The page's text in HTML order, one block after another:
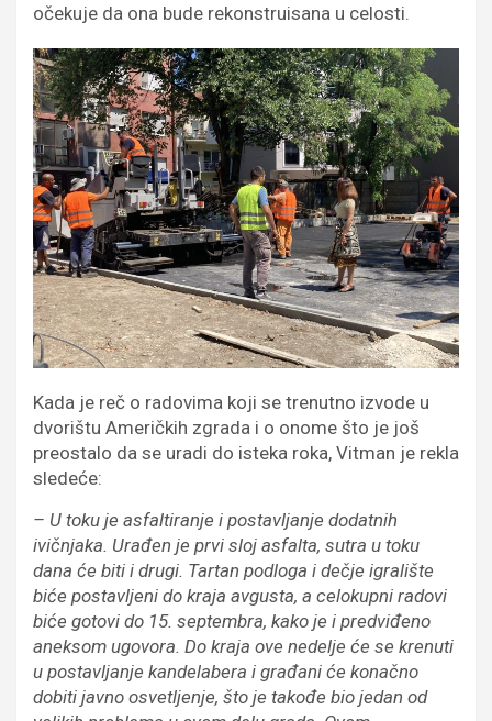
očekuje da ona bude rekonstruisana u celosti.
Kada je reč o radovima koji se trenutno izvode u
dvorištu Američkih zgrada i o onome što je još
preostalo da se uradi do isteka roka, Vitman je rekla
sledeće:
– U toku je asfaltiranje i postavljanje dodatnih
ivičnjaka. Urađen je prvi sloj asfalta, sutra u toku
dana će biti i drugi. Tartan podloga i dečje igralište
biće postavljeni do kraja avgusta, a celokupni radovi
biće gotovi do 15. septembra, kako je i predviđeno
aneksom ugovora. Do kraja ove nedelje će se krenuti
u postavljanje kandelabera i građani će konačno
dobiti javno osvetljenje, što je takođe bio jedan od